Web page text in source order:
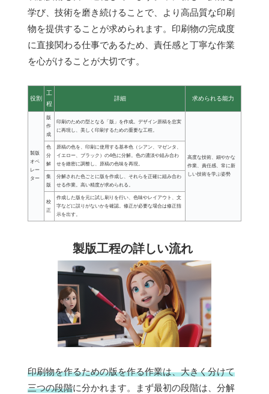
学び、技術を磨き続けることで、より高品質な印刷
物を提供することが求められます。印刷物の完成度
に直接関わる仕事であるため、責任感と丁寧な作業
を心がけることが大切です。
役割
工
程
詳細 求められる能力
製版
オペ
レー
ター
版
作
成
印刷のための型となる「版」を作成。デザイン原稿を忠実
に再現し、美しく印刷するための重要な工程。
高度な技術、細やかな
作業、責任感、常に新
しい技術を学ぶ姿勢
色
分
解
原稿の色を、印刷に使用する基本色（シアン、マゼンタ、
イエロー、ブラック）の4色に分解。色の濃淡や組み合わ
せを緻密に調整し、原稿の色味を再現。
集
版
分解された色ごとに版を作成し、それらを正確に組み合わ
せる作業。高い精度が求められる。
校
正
作成した版を元に試し刷りを行い、色味やレイアウト、文
字などに誤りがないかを確認。修正が必要な場合は修正指
示を出す。
製版工程の詳しい流れ
印刷物を作るための版を作る作業は、大きく分けて
三つの段階に分かれます。まず最初の段階は、分解